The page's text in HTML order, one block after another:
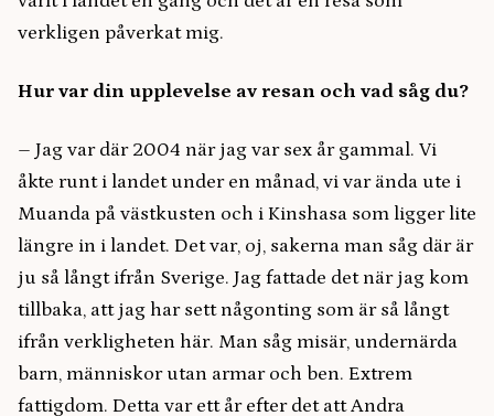
verkligen påverkat mig.
Hur var din upplevelse av resan och vad såg du?
– Jag var där 2004 när jag var sex år gammal. Vi
åkte runt i landet under en månad, vi var ända ute i
Muanda på västkusten och i Kinshasa som ligger lite
längre in i landet. Det var, oj, sakerna man såg där är
ju så långt ifrån Sverige. Jag fattade det när jag kom
tillbaka, att jag har sett någonting som är så långt
ifrån verkligheten här. Man såg misär, undernärda
barn, människor utan armar och ben. Extrem
fattigdom. Detta var ett år efter det att Andra